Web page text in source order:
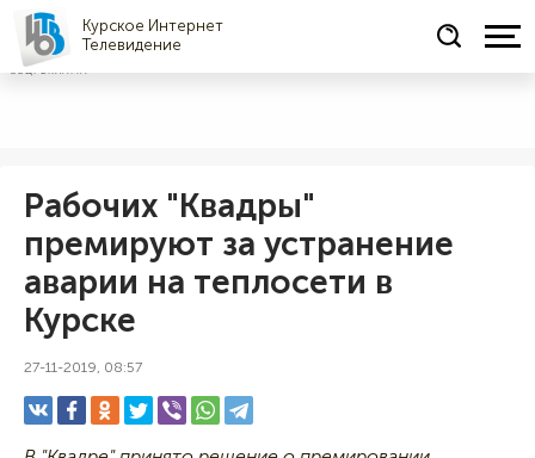
Курское Интернет
Телевидение
СОЦРЕКЛАМА
Рабочих "Квадры"
премируют за устранение
аварии на теплосети в
Курске
27-11-2019, 08:57